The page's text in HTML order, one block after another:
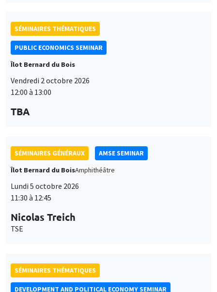
SÉMINAIRES THÉMATIQUES
PUBLIC ECONOMICS SEMINAR
Îlot Bernard du Bois
Vendredi 2 octobre 2026
12:00 à 13:00
TBA
SÉMINAIRES GÉNÉRAUX
AMSE SEMINAR
Îlot Bernard du BoisAmphithéâtre
Lundi 5 octobre 2026
11:30 à 12:45
Nicolas Treich
TSE
SÉMINAIRES THÉMATIQUES
DEVELOPMENT AND POLITICAL ECONOMY SEMINAR